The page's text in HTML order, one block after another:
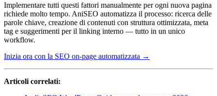
Implementare tutti questi fattori manualmente per ogni nuova pagina
richiede molto tempo. AniSEO automatizza il processo: ricerca delle
parole chiave, creazione di contenuti con struttura ottimizzata, meta
tag e suggerimenti per il linking interno — tutto in un unico
workflow.
Inizia ora con la SEO on-page automatizzata →
Articoli correlati: